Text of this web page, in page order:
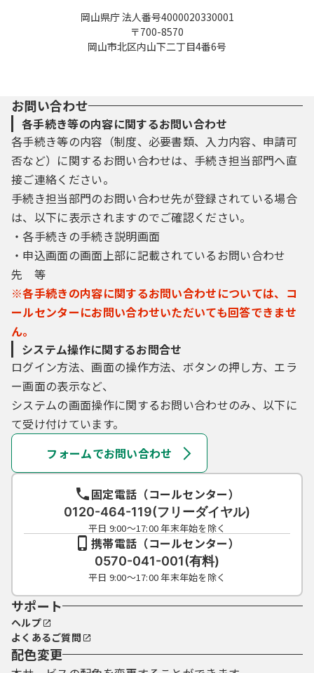
岡山県庁 法人番号4000020330001
〒700-8570
岡山市北区内山下二丁目4番6号
お問い合わせ
各手続き等の内容に関するお問い合わせ
各手続き等の内容（制度、必要書類、入力内容、申請可
否など）に関するお問い合わせは、手続き担当部門へ直
接ご連絡ください。
手続き担当部門のお問い合わせ先が登録されている場合
は、以下に表示されますのでご確認ください。
・各手続きの手続き説明画面
・申込画面の画面上部に記載されているお問い合わせ
先 等
※各手続きの内容に関するお問い合わせについては、コ
ールセンターにお問い合わせいただいても回答できませ
ん。
システム操作に関するお問合せ
ログイン方法、画面の操作方法、ボタンの押し方、エラ
ー画面の表示など、
システムの画面操作に関するお問い合わせのみ、以下に
て受け付けています。
フォームでお問い合わせ
固定電話（コールセンター）
0120-464-119(フリーダイヤル)
平日 9:00～17:00 年末年始を除く
携帯電話（コールセンター）
0570-041-001(有料)
平日 9:00～17:00 年末年始を除く
サポート
ヘルプ
よくあるご質問
配色変更